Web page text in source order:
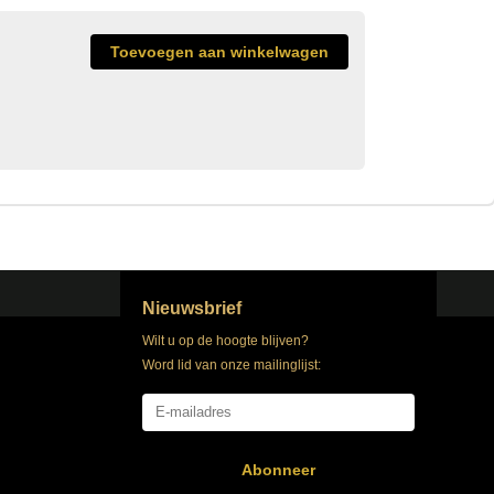
Nieuwsbrief
Wilt u op de hoogte blijven?
Word lid van onze mailinglijst:
Abonneer